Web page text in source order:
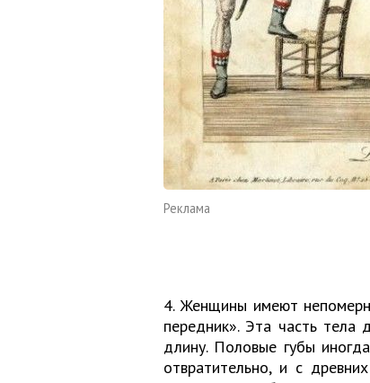
Реклама
4. Женщины имеют
передник». Эта часть тела
длину. Половые губы
отвратительно, и с